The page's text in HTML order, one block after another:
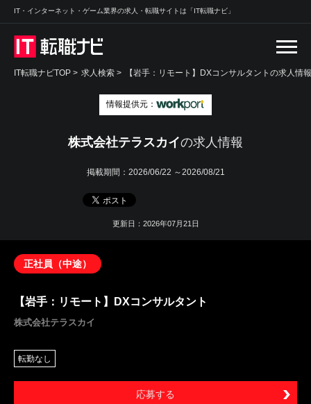
IT・インターネット・ゲーム業界の求人・転職サイトは「IT転職ナビ」
IT転職ナビTOP > 求人検索 > 【岩手：リモート】DXコンサルタントの求人情
情報提供元：
株式会社テラスカイの求人情報
掲載期間： 2026/06/22 ～2026/08/21
更新日：2026年07月21日
正社員（中途）
【岩手：リモート】DXコンサルタント
株式会社テラスカイ
転勤なし
応募する